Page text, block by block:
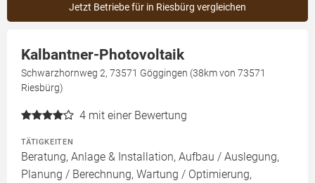
Jetzt Betriebe für in Riesbürg vergleichen
Kalbantner-Photovoltaik
Schwarzhornweg 2, 73571 Göggingen (38km von 73571
Riesbürg)
4 mit einer Bewertung
TÄTIGKEITEN
Beratung, Anlage & Installation, Aufbau / Auslegung,
Planung / Berechnung, Wartung / Optimierung,